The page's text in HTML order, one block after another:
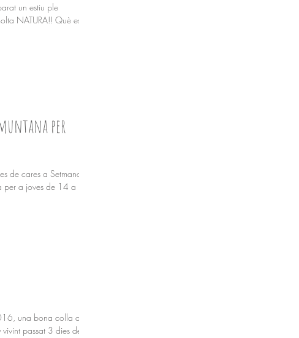
un estiu ple
NATURA!! Què es fa
per
de cares a Setmana
per a joves de 14 a 17
una bona colla de
passat 3 dies de